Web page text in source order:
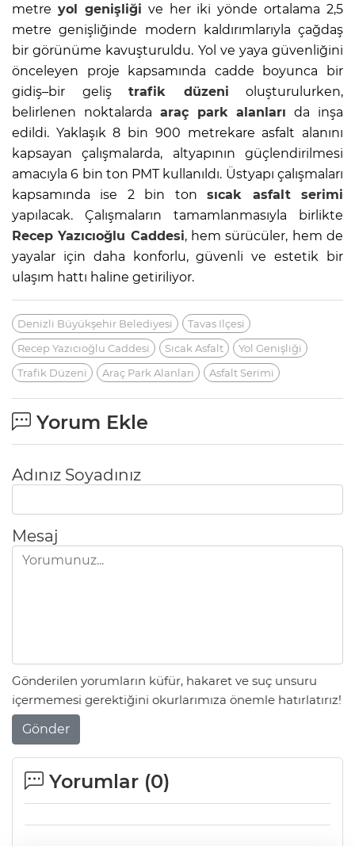
metre yol genişliği ve her iki yönde ortalama 2,5
metre genişliğinde modern kaldırımlarıyla çağdaş
bir görünüme kavuşturuldu. Yol ve yaya güvenliğini
önceleyen proje kapsamında cadde boyunca bir
gidiş–bir geliş trafik düzeni oluşturulurken,
belirlenen noktalarda araç park alanları da inşa
edildi. Yaklaşık 8 bin 900 metrekare asfalt alanını
kapsayan çalışmalarda, altyapının güçlendirilmesi
amacıyla 6 bin ton PMT kullanıldı. Üstyapı çalışmaları
kapsamında ise 2 bin tonsıcak asfaltserimi
yapılacak. Çalışmaların tamamlanmasıyla birlikte
Recep Yazıcıoğlu Caddesi, hem sürücüler, hem de
yayalar için daha konforlu, güvenli ve estetik bir
ulaşım hattı haline getiriliyor.
Denizli Büyükşehir Belediyesi
Tavas Ilçesi
Recep Yazıcıoğlu Caddesi
Sıcak Asfalt
Yol Genişliği
Trafik Düzeni
Araç Park Alanları Asfalt Serimi
Yorum Ekle
Adınız Soyadınız
Mesaj
Gönderilen yorumların küfür, hakaret ve suç unsuru
içermemesi gerektiğini okurlarımıza önemle hatırlatırız!
Gönder
Yorumlar (0)